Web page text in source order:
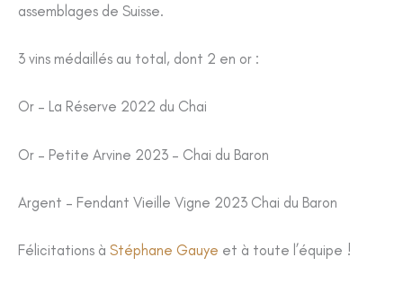
assemblages de Suisse.
3 vins médaillés au total, dont 2 en or :
Or – La Réserve 2022 du Chai
Or – Petite Arvine 2023 – Chai du Baron
Argent – Fendant Vieille Vigne 2023 Chai du Baron
Félicitations à Stéphane Gauye et à toute l’équipe !